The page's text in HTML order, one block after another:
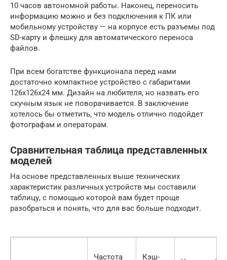
10 часов автономной работы. Наконец, переносить
информацию можно и без подключения к ПК или
мобильному устройству — на корпусе есть разъемы под
SD-карту и флешку для автоматического переноса
файлов.
При всем богатстве функционала перед нами
достаточно компактное устройство с габаритами
126х126х24 мм. Дизайн на любителя, но назвать его
скучным язык не поворачивается. В заключение
хотелось бы отметить, что модель отлично подойдет
фотографам и операторам.
Сравнительная таблица представленных
моделей
На основе представленных выше технических
характеристик различных устройств мы составили
таблицу, с помощью которой вам будет проще
разобраться и понять, что для вас больше подходит.
Частота Кэш-